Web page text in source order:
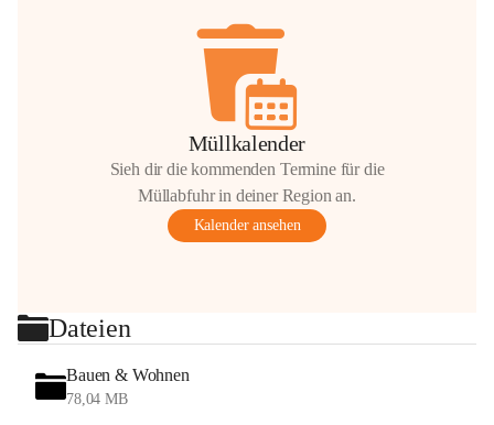
Müllkalender
Sieh dir die kommenden Termine für die
Müllabfuhr in deiner Region an.
Kalender ansehen
Dateien
Bauen & Wohnen
78,04 MB